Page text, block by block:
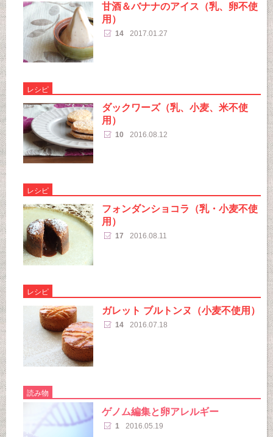
甘酒＆バナナのアイス（乳、卵不使
用）
14 2017.01.27
レシピ
ダックワーズ（乳、小麦、米不使
用）
10 2016.08.12
レシピ
フォンダンショコラ（乳・小麦不使
用）
17 2016.08.11
レシピ
ガレット ブルトンヌ（小麦不使用）
14 2016.07.18
読み物
ゲノム編集と卵アレルギー
1 2016.05.19